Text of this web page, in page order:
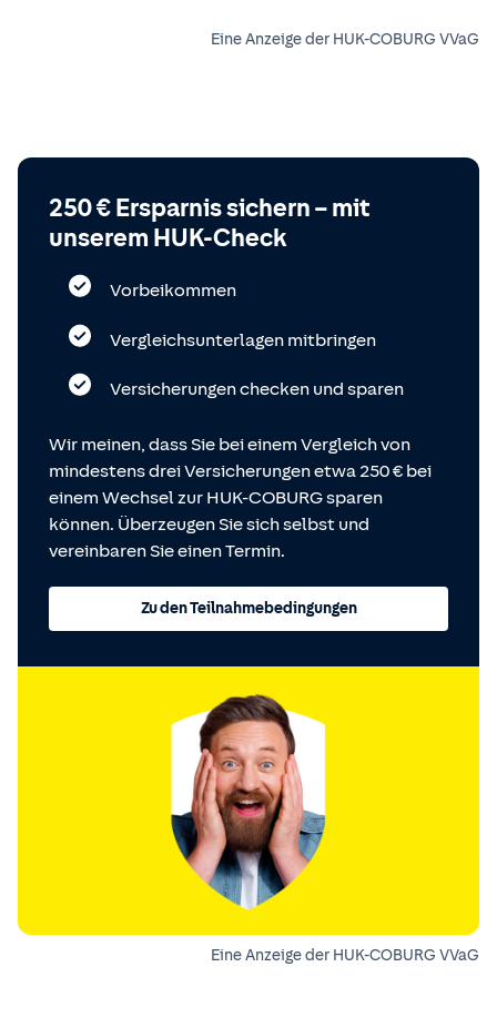
Eine Anzeige der HUK-COBURG VVaG
250 € Ersparnis sichern – mit
unserem HUK-Check
Vorbeikommen
Vergleichsunterlagen mitbringen
Versicherungen checken und sparen
Wir meinen, dass Sie bei einem Vergleich von
mindestens drei Versicherungen etwa 250 € bei
einem Wechsel zur HUK-COBURG sparen
können. Überzeugen Sie sich selbst und
vereinbaren Sie einen Termin.
Zu den Teilnahmebedingungen
Eine Anzeige der HUK-COBURG VVaG